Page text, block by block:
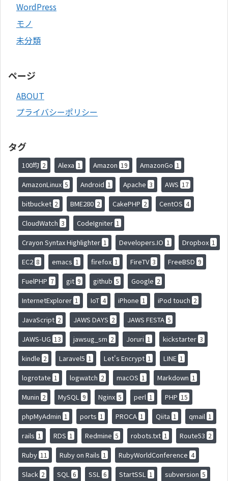
WordPress
モノ
未分類
ページ
ABOUT
プライバシーポリシー
タグ
100均 2 Alexa 1 Amazon 19 AmazonGo 1
AmazonLinux 5 Android 1 Apache 3 AWS 17
bitbucket 2 BME280 2 CakePHP 2 CentOS 4
CloudWatch 3 CodeIgniter 1
Crayon Syntax Highlighter 1 Developers.IO 1 Dropbox 1
EC2 8 emacs 1 firefox 1 FireTV 3 FreeBSD 9
FuelPHP 7 git 9 github 5 Google 2
InternetExplorer 1 IoT 4 iPhone 1 iPod touch 2
JavaScript 2 JAWS DAYS 2 JAWS FESTA 5
JAWS-UG 13 jawsug_sm 2 Joruri 1 kickstarter 3
kindle 2 Laravel5 1 Let's Encrypt 1 LINE 1
logrotate 1 logwatch 2 macOS 1 Markdown 1
Munin 2 MySQL 9 Nginx 5 perl 1 PHP 15
phpMyAdmin 1 ports 1 PROCA 1 Qiita 1 qmail 1
rails 1 RDS 1 Redmine 5 robots.txt 1 Route53 2
Ruby 11 Ruby on Rails 1 RubyWorldConference 4
Slack 2 SQL 6 SSL 6 StartSSL 1 subversion 5